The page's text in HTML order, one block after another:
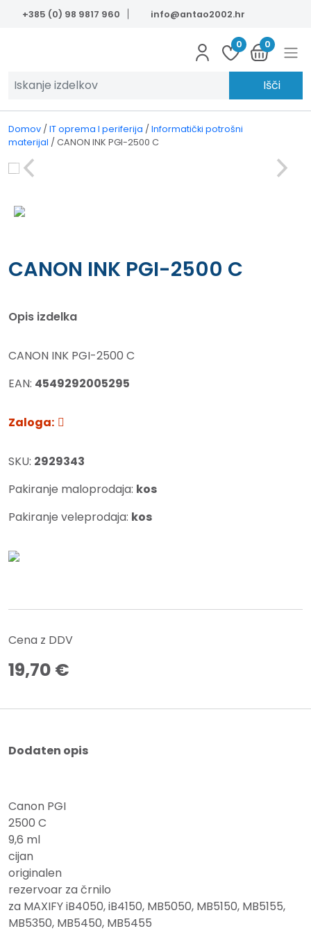
Skip to main content
+385 (0) 98 9817 960 info@antao2002.hr
0 0
Išči
Domov / IT oprema I periferija / Informatički potrošni
materijal / CANON INK PGI-2500 C
CANON INK PGI-2500 C
Opis izdelka
CANON INK PGI-2500 C
EAN: 4549292005295
Zaloga:
SKU: 2929343
Pakiranje maloprodaja: kos
Pakiranje veleprodaja: kos
Cena z DDV
19,70 €
Dodaten opis
Canon PGI
2500 C
9,6 ml
cijan
originalen
rezervoar za črnilo
za MAXIFY iB4050, iB4150, MB5050, MB5150, MB5155,
MB5350, MB5450, MB5455